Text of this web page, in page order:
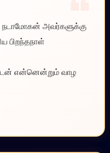
நடாமோகன் அவர்களுக்கு
பிறந்தநாள்
என்னென்றும் வாழ